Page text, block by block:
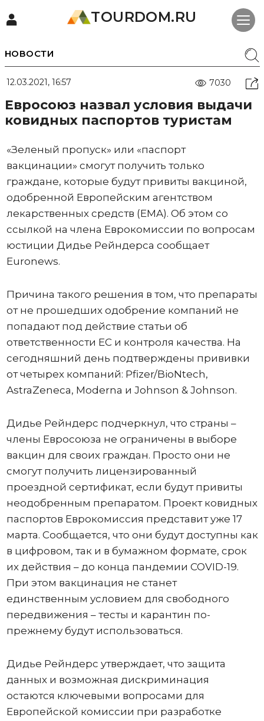
TOURDOM.RU
НОВОСТИ
12.03.2021, 16:57 7030
Евросоюз назвал условия выдачи
ковидных паспортов туристам
«Зеленый пропуск» или «паспорт
вакцинации» смогут получить только
граждане, которые будут привиты вакциной,
одобренной Европейским агентством
лекарственных средств (EMA). Об этом со
ссылкой на члена Еврокомиссии по вопросам
юстиции Дидье Рейндерса сообщает
Euronews.
Причина такого решения в том, что препараты
от не прошедших одобрение компаний не
попадают под действие статьи об
ответственности ЕС и контроля качества. На
сегодняшний день подтверждены прививки
от четырех компаний: Pfizer/BioNtech,
AstraZeneca, Moderna и Johnson & Johnson.
Дидье Рейндерс подчеркнул, что страны –
члены Евросоюза не ограничены в выборе
вакцин для своих граждан. Просто они не
смогут получить лицензированный
проездной сертификат, если будут привиты
неодобренным препаратом. Проект ковидных
паспортов Еврокомиссия представит уже 17
марта. Сообщается, что они будут доступны как
в цифровом, так и в бумажном формате, срок
их действия – до конца пандемии COVID-19.
При этом вакцинация не станет
единственным условием для свободного
передвижения – тесты и карантин по-
прежнему будут использоваться.
Дидье Рейндерс утверждает, что защита
данных и возможная дискриминация
остаются ключевыми вопросами для
Европейской комиссии при разработке